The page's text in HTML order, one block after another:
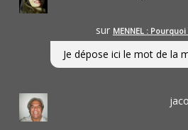
sur MENNEL :
Je dépose ici le mot de la